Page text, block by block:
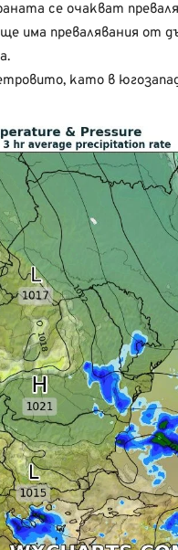
се очакват
има превалявания от
като в